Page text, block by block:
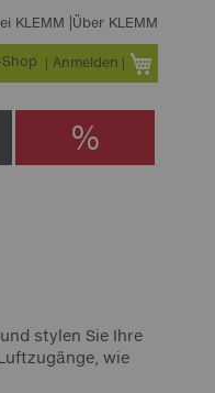
KLEMM Über KLEMM
Anmelden
%
stylen Sie Ihre
wie